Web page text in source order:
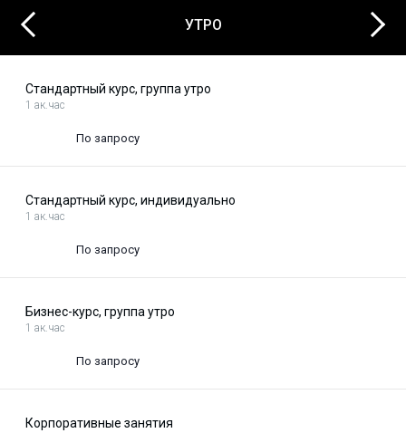
Previous УТРО
Стандартный курс, группа утро
1 ак.час
По запросу
Стандартный курс, индивидуально
1 ак.час
По запросу
Бизнес-курс, группа утро
1 ак.час
По запросу
Корпоративные занятия
Next